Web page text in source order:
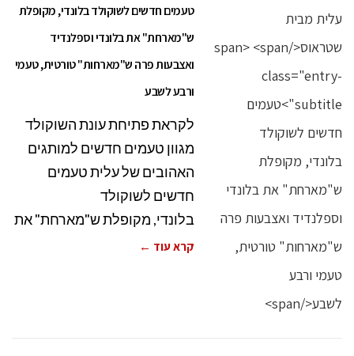
טעמים חדשים לשוקולד בלונדי, מקופלת
ש"מארחת" את בלונדי וספלנדיד
ואצבעות פרה ש"מארחות" טורטית, טעמי
ורבע לשבע
לקראת פתיחת עונת השוקולד
מגוון טעמים חדשים למותגים
האהובים של עלית טעמים
חדשים לשוקולד
בלונדי, מקופלת ש"מארחת" את
קרא עוד ←